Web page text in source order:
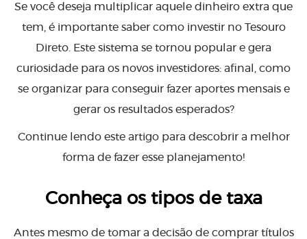
Se você deseja multiplicar aquele dinheiro extra que
tem, é importante saber como investir no Tesouro
Direto. Este sistema se tornou popular e gera
curiosidade para os novos investidores: afinal, como
se organizar para conseguir fazer aportes mensais e
gerar os resultados esperados?
Continue lendo este artigo para descobrir a melhor
forma de fazer esse planejamento!
Conheça os tipos de taxa
Antes mesmo de tomar a decisão de comprar títulos